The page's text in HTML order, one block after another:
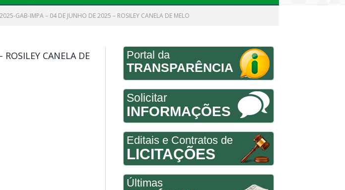
GAB-IMPA – 04 DE JUNHO DE 2025 – ROSILEY CANELA DE MELO
CANELA DE
Portal da
TRANSPARÊNCIA
Solicitar
INFORMAÇÕES
Editais e Contratos de
LICITAÇÕES
Últimas